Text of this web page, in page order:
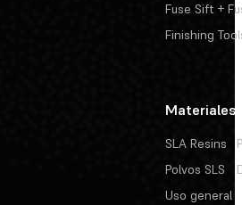
Fuse Sift +
Finishing
Materiales
SLA Resins
Polvos SLS
Uso general